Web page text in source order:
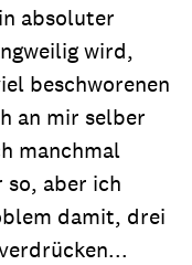
absoluter
wird,
beschworenen
an mir selber
manchmal
so, aber ich
damit, drei